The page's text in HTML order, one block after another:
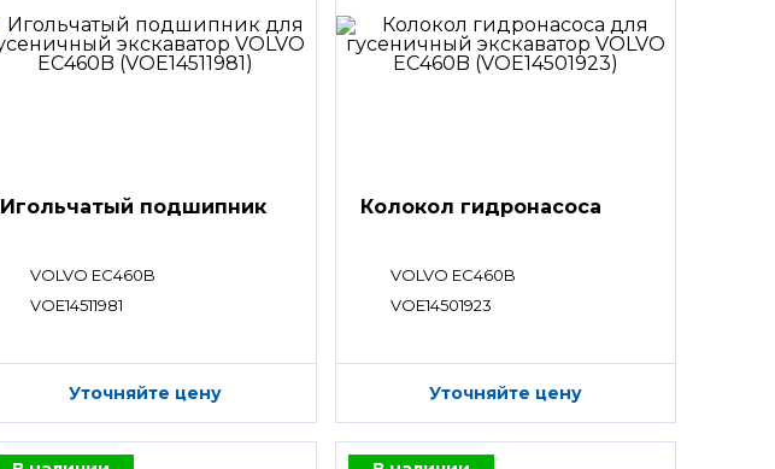
Игольчатый подшипник
VOLVO EC460B
VOE14511981
Уточняйте цену
Колокол гидронасоса
VOLVO EC460B
VOE14501923
Уточняйте цену